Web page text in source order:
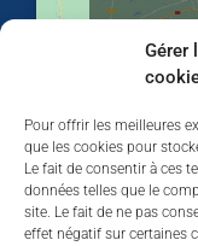
Gérer
Pour offrir les meilleures
que les cookies pour
Le fait de consentir à ces
données telles que le
site. Le fait de ne pas
effet négatif sur certaines